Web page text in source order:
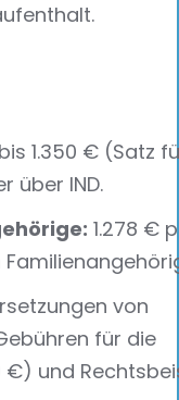
1.350 € (Satz
über IND.
1.278 €
von
für die
und